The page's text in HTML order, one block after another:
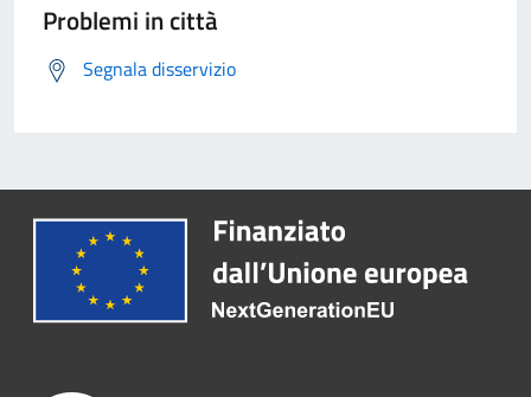
Problemi in città
Segnala disservizio